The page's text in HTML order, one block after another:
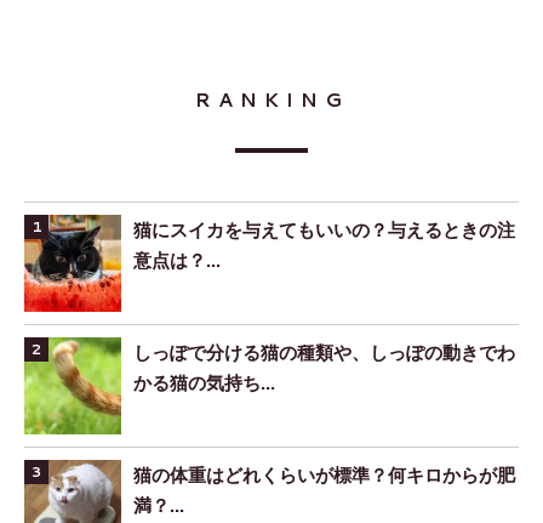
RANKING
猫にスイカを与えてもいいの？与えるときの注
意点は？...
しっぽで分ける猫の種類や、しっぽの動きでわ
かる猫の気持ち...
猫の体重はどれくらいが標準？何キロからが肥
満？...